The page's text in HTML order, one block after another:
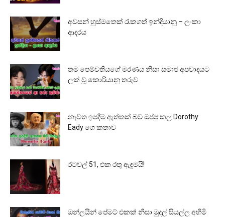
අවසන් හුස්මතෙක් රැකගත් ඉන්දියානු – ලංකා
ආදරය
තම පෙම්වතියගේ මරණය නිසා සමාජ අපවාදයට
ලක් වූ කොරියානු තරුව
නැවත ඉපදීම ඇත්තක් බව ඔප්පු කල Dorothy
Eady ගෙ කතාව
රටවල් 51, එක රතු ඇඳුමයි!
ඔන්ලයින් පේමට් එකක් නිසා මුදල් සියල්ල අහිමි